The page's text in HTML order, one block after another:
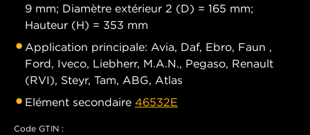
9 mm; Diamètre extérieur 2 (D) = 165 mm;
Hauteur (H) = 353 mm
Application principale: Avia, Daf, Ebro, Faun ,
Ford, Iveco, Liebherr, M.A.N., Pegaso, Renault
(RVI), Steyr, Tam, ABG, Atlas
Elément secondaire 46532E
Code GTIN :